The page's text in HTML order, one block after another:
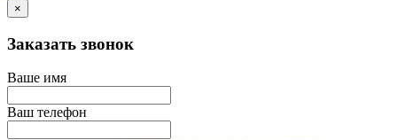
×
Заказать звонок
Ваше имя
Ваш телефон